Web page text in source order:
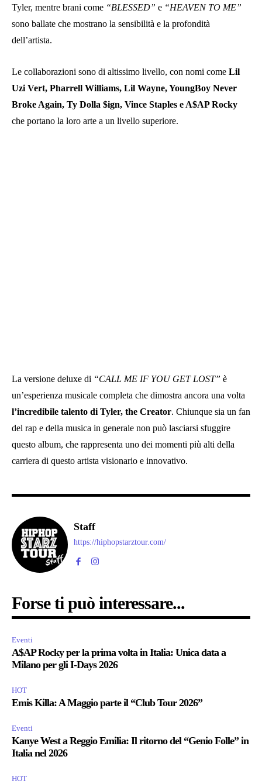
Tyler, mentre brani come “BLESSED” e “HEAVEN TO ME”
sono ballate che mostrano la sensibilità e la profondità
dell’artista.
Le collaborazioni sono di altissimo livello, con nomi come Lil
Uzi Vert, Pharrell Williams, Lil Wayne, YoungBoy Never
Broke Again, Ty Dolla $ign, Vince Staples e A$AP Rocky
che portano la loro arte a un livello superiore.
La versione deluxe di “CALL ME IF YOU GET LOST” è
un’esperienza musicale completa che dimostra ancora una volta
l’incredibile talento di Tyler, the Creator. Chiunque sia un fan
del rap e della musica in generale non può lasciarsi sfuggire
questo album, che rappresenta uno dei momenti più alti della
carriera di questo artista visionario e innovativo.
Staff
https://hiphopstarztour.com/
Forse ti può interessare...
Eventi
A$AP Rocky per la prima volta in Italia: Unica data a
Milano per gli I-Days 2026
HOT
Emis Killa: A Maggio parte il “Club Tour 2026”
Eventi
Kanye West a Reggio Emilia: Il ritorno del “Genio Folle” in
Italia nel 2026
HOT